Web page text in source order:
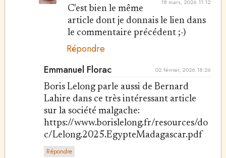
18 mars, 2026 11:12
C'est bien le même
article dont je donnais le lien dans
le commentaire précédent ;-)
Répondre
Emmanuel Florac
02 février, 2026 18:26
Boris Lelong parle aussi de Bernard
Lahire dans ce très intéressant article
sur la société malgache:
https://www.borislelong.fr/resources/do
c/Lelong.2025.EgypteMadagascar.pdf
Répondre